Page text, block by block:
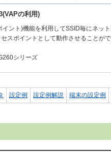
の利用)
イント)機能を利用してSSID毎にネッ
スポイントとして動作させることが
シリーズ
設定例 設定例解説 端末の設定例